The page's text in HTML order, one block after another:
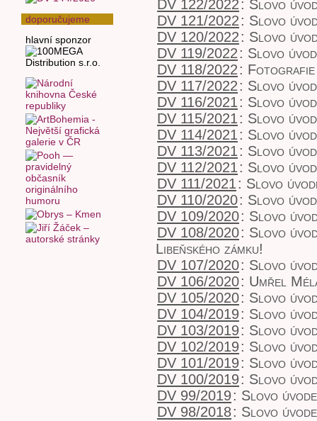
doporučujeme
hlavní sponzor
DV 122/2022: Slovo
DV 121/2022: Slovo
DV 120/2022: Slovo
DV 119/2022: Slovo
DV 118/2022: Fotografie
DV 117/2022: Slovo
DV 116/2021: Slovo
DV 115/2021: Slovo
DV 114/2021: Slovo
DV 113/2021: Slovo
DV 112/2021: Slovo
DV 111/2021: Slovo
DV 110/2020: Slovo
DV 109/2020: Slovo
DV 108/2020: Slovo
Libeňského zámku!
DV 107/2020: Slovo
DV 106/2020: Umřel
DV 105/2020: Slovo
DV 104/2019: Slovo
DV 103/2019: Slovo
DV 102/2019: Slovo
DV 101/2019: Slovo
DV 100/2019: Slovo
DV 99/2019: Slovo
DV 98/2018: Slovo